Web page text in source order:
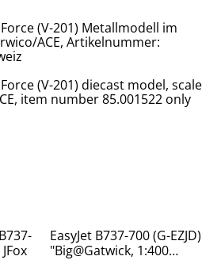
(V-201) Metallmodell im
ACE, Artikelnummer:
(V-201) diecast model, scale
item number 85.001522 only
EasyJet B737-700 (G-EZJD)
"Big@Gatwick, 1:400